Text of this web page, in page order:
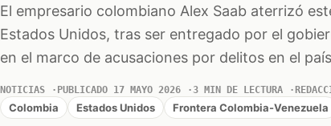
El empresario colombiano Alex Saab aterrizó
Estados Unidos, tras ser entregado por el
en el marco de acusaciones por delitos en el
NOTICIAS PUBLICADO 17 MAYO 2026 3 MIN DE LECTURA
Colombia Estados Unidos Frontera Colombia-Venezuela